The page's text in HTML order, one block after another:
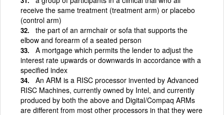
receive the same treatment (treatment arm) or placebo
(control arm)
the part of an armchair or sofa that supports the
elbow and forearm of a seated person
A mortgage which permits the lender to adjust the
interest rate upwards or downwards in accordance with a
specified index
An ARM is a RISC processor invented by Advanced
RISC Machines, currently owned by Intel, and currently
produced by both the above and Digital/Compaq ARMs
are different from most other processors in that they were